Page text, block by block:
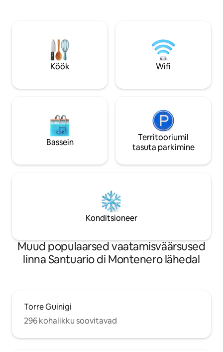
maaliline naabruskond on kesklinnast 10-
minutilise autosõidu või 20-minutilise
jalgrattasõidu kaugusel.
Köök Wifi
Bassein
Territooriumil
tasuta parkimine
Konditsioneer
Muud populaarsed vaatamisväärsused
linna Santuario di Montenero lähedal
Torre Guinigi
296 kohalikku soovitavad